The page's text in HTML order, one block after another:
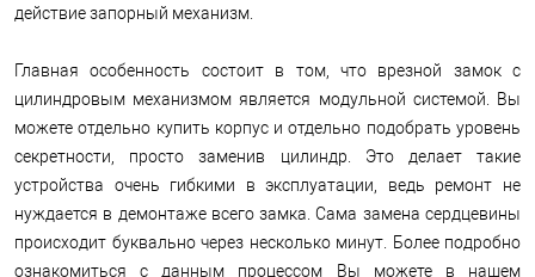
действие запорный механизм.
Главная особенность состоит в том, что врезной замок с
цилиндровым механизмом является модульной системой. Вы
можете отдельно купить корпус и отдельно подобрать уровень
секретности, просто заменив цилиндр. Это делает такие
устройства очень гибкими в эксплуатации, ведь ремонт не
нуждается в демонтаже всего замка. Сама замена сердцевины
происходит буквально через несколько минут. Более подробно
ознакомиться с данным процессом Вы можете в нашем